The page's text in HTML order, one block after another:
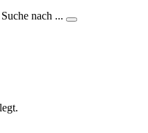
Suche nach ...